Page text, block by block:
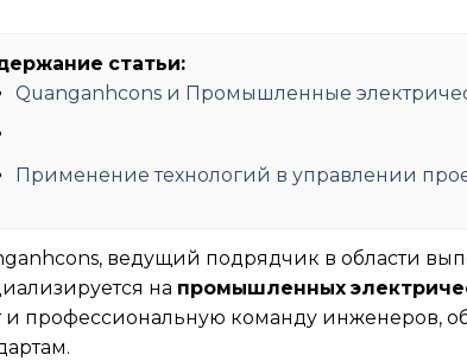
статьи:
Quanganhcons и Промышленные
Применение технологий в управлении
ведущий подрядчик в области
на промышленных
и профессиональную команду инженеров,